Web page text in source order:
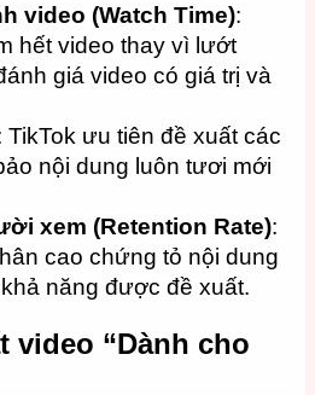
video (Watch Time):
hết video thay vì lướt
giá video có giá trị và
TikTok ưu tiên đề xuất các
nội dung luôn tươi mới
xem (Retention Rate):
cao chứng tỏ nội dung
năng được đề xuất.
video “Dành cho